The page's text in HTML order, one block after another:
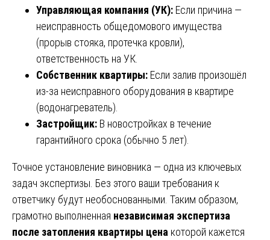
Управляющая компания (УК): Если причина —
неисправность общедомового имущества
(прорыв стояка, протечка кровли),
ответственность на УК.
Собственник квартиры: Если залив произошёл
из-за неисправного оборудования в квартире
(водонагреватель).
Застройщик: В новостройках в течение
гарантийного срока (обычно 5 лет).
Точное установление виновника — одна из ключевых
задач экспертизы. Без этого ваши требования к
ответчику будут необоснованными. Таким образом,
грамотно выполненная независимая экспертиза
после затопления квартиры цена которой кажется